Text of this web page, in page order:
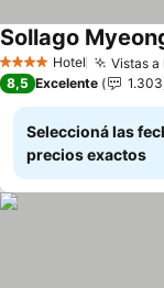
4 EstrellasHotel Vistas a
Sollago
8,5 Excelente 1.303
Seleccioná las
precios exactos